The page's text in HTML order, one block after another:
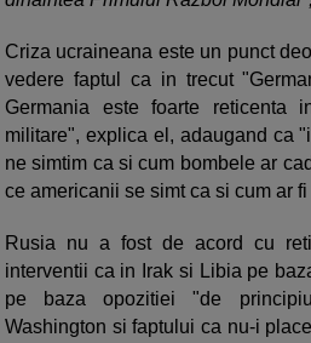
Criza ucraineana este un punct
vedere faptul ca in trecut
Germania este foarte reticenta
militare", explica el, adaugand ca
ne simtim ca si cum bombele ar
ce americanii se simt ca si cum ar
Rusia nu a fost de acord cu
interventii ca in Irak si Libia pe
pe baza opozitiei "de
Washington si faptului ca nu-i